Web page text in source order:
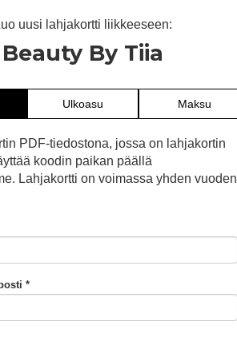
uusi lahjakortti liikkeeseen:
Beauty By Tiia
Ulkoasu Maksu
PDF-tiedostona, jossa on lahjakortin
koodin paikan päällä
Lahjakortti on voimassa yhden vuoden
*